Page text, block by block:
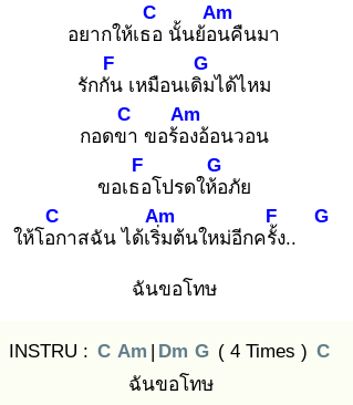
อยากให้เธอ
C
นั้นย้อน
Am
คืนมา
รักกัน
F
เหมือนเดิม
G
ได้ไหม
กอดขา
C
ขอร้อง
Am
อ้อนวอน
ขอเธอ
F
โปรดให้อ
G
ภัย
ให้โอก
C
าสฉัน ได้เริ่ม
Am
ต้นใหม่อีกครั้ง
F
..
G
ฉันขอโทษ
INSTRU : C Am | Dm G ( 4 Times ) C
ฉันขอโทษ